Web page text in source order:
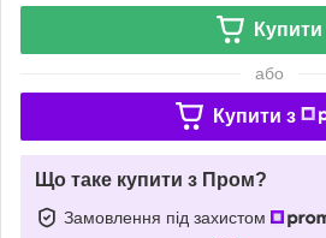
Купити
або
Купити з
Що таке купити з Пром?
Замовлення під захистом